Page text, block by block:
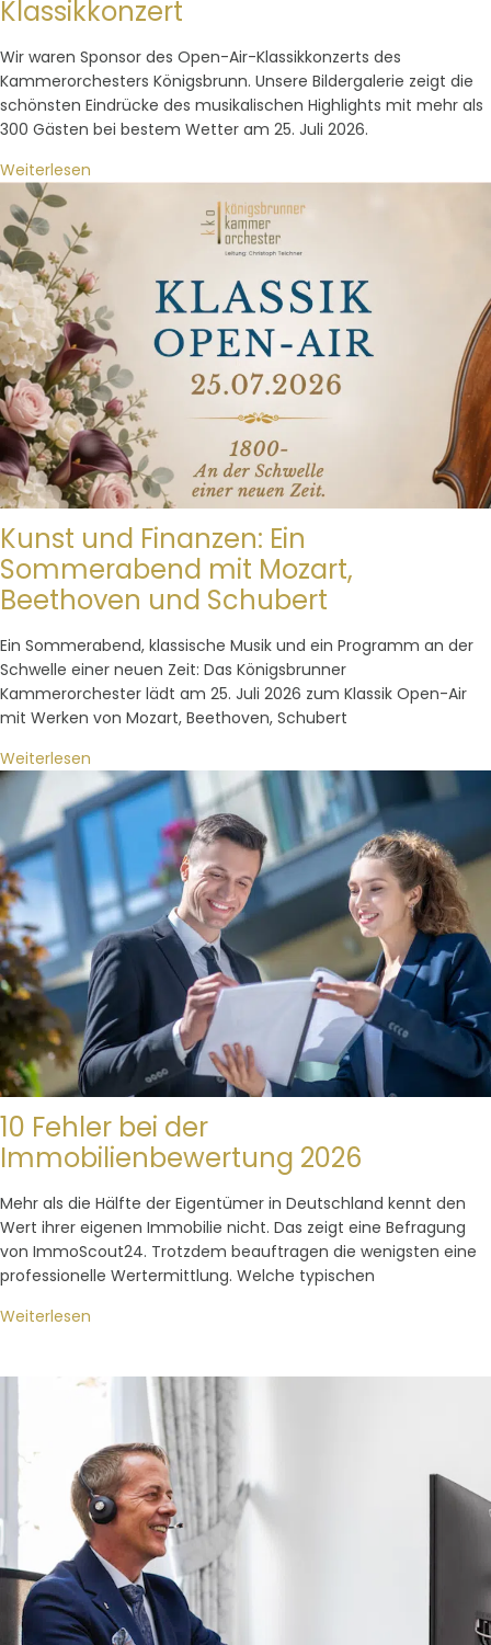
Klassikkonzert
Wir waren Sponsor des Open-Air-Klassikkonzerts des
Kammerorchesters Königsbrunn. Unsere Bildergalerie zeigt die
schönsten Eindrücke des musikalischen Highlights mit mehr als
300 Gästen bei bestem Wetter am 25. Juli 2026.
Weiterlesen
Kunst und Finanzen: Ein
Sommerabend mit Mozart,
Beethoven und Schubert
Ein Sommerabend, klassische Musik und ein Programm an der
Schwelle einer neuen Zeit: Das Königsbrunner
Kammerorchester lädt am 25. Juli 2026 zum Klassik Open-Air
mit Werken von Mozart, Beethoven, Schubert
Weiterlesen
10 Fehler bei der
Immobilienbewertung 2026
Mehr als die Hälfte der Eigentümer in Deutschland kennt den
Wert ihrer eigenen Immobilie nicht. Das zeigt eine Befragung
von ImmoScout24. Trotzdem beauftragen die wenigsten eine
professionelle Wertermittlung. Welche typischen
Weiterlesen